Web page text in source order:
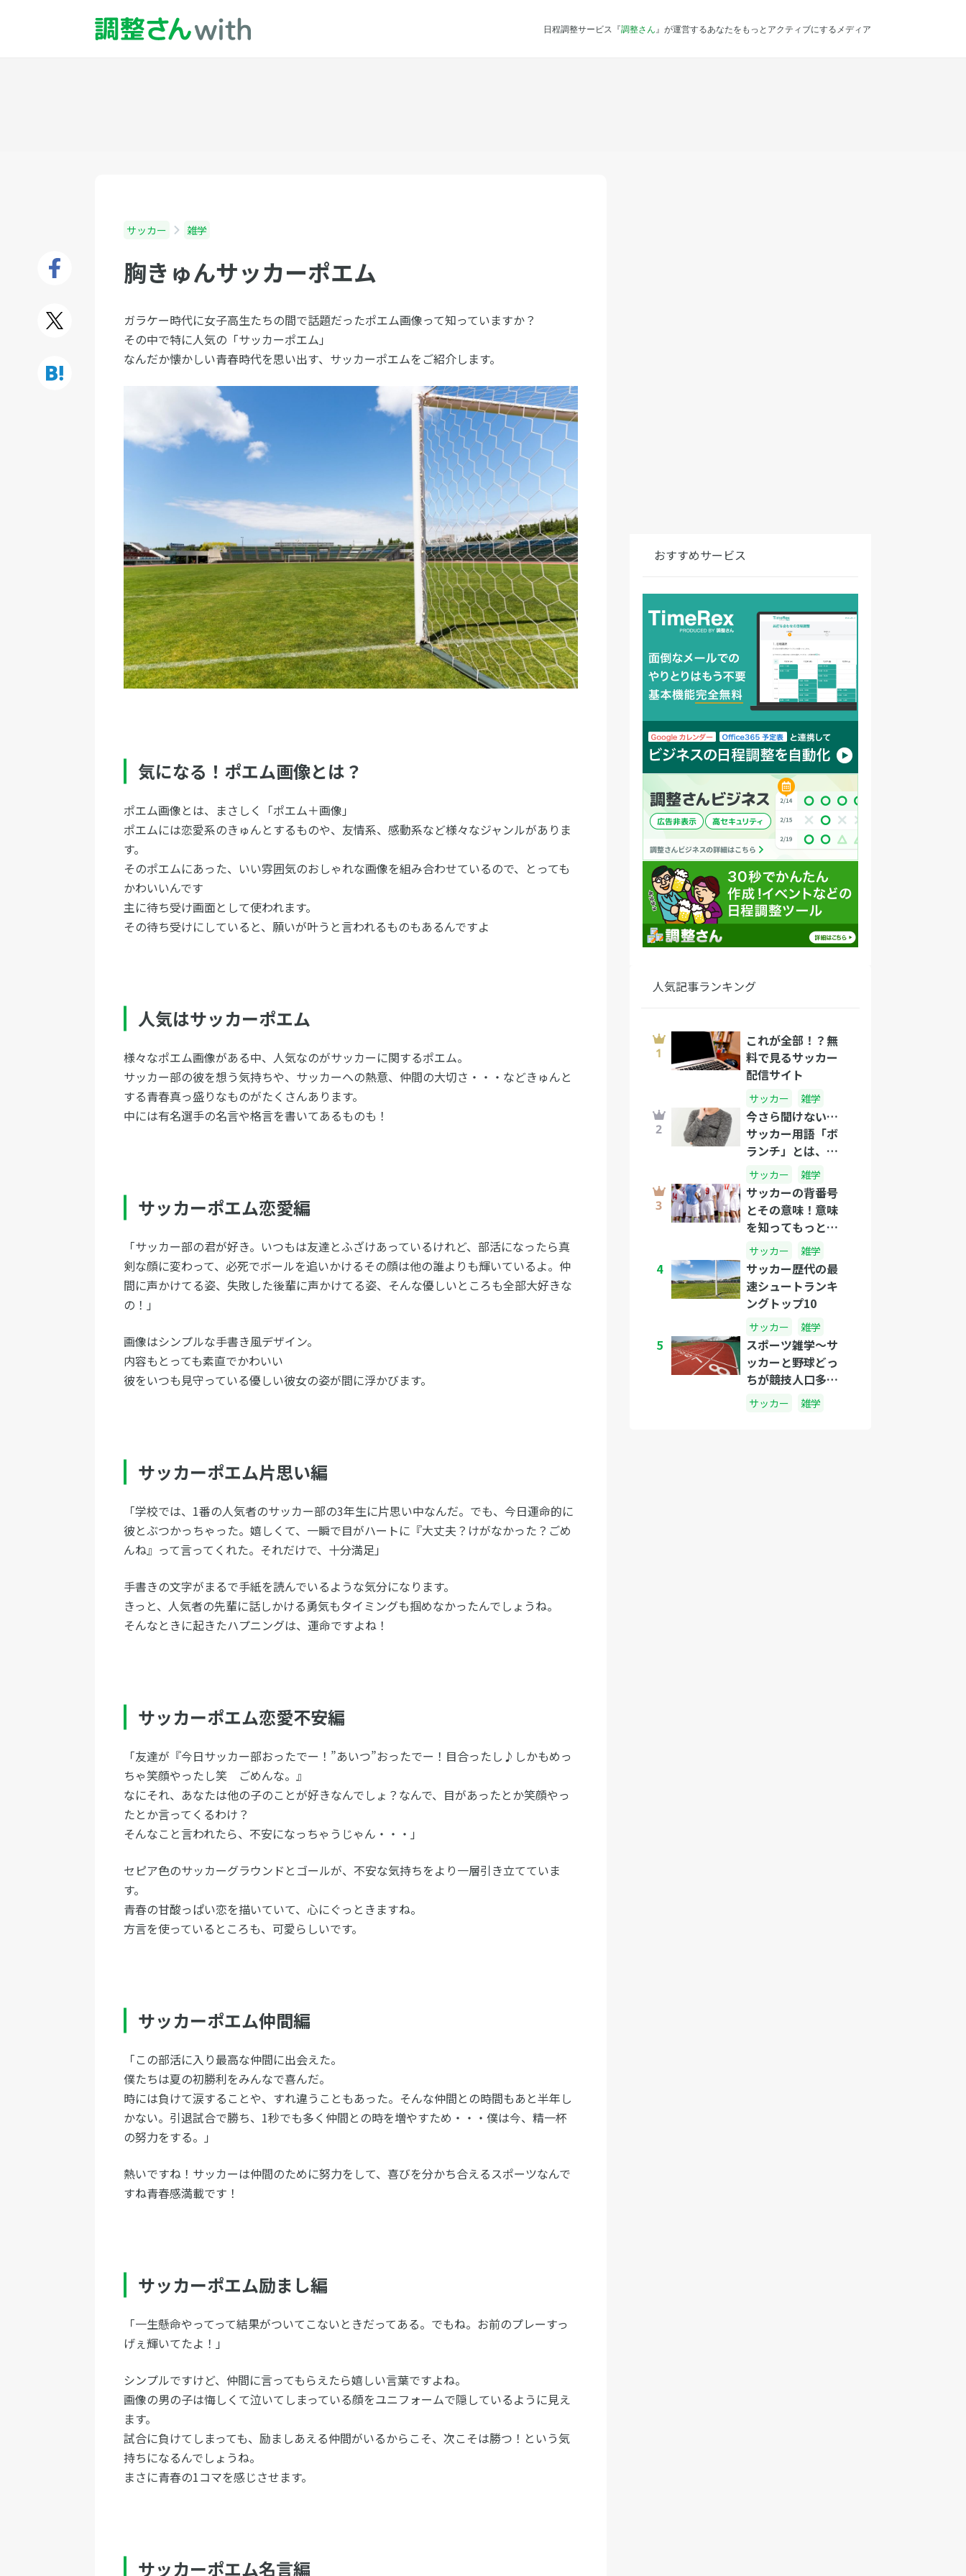
日程調整サービス『調整さん 』が運営するあなたをもっとアクティブにするメディア
サッカー 雑学
胸きゅんサッカーポエム
ガラケー時代に女子高生たちの間で話題だったポエム画像って知っていますか？
その中で特に人気の「サッカーポエム」
なんだか懐かしい青春時代を思い出す、サッカーポエムをご紹介します。
気になる！ポエム画像とは？
ポエム画像とは、まさしく「ポエム＋画像」
ポエムには恋愛系のきゅんとするものや、友情系、感動系など様々なジャンルがありま
す。
そのポエムにあった、いい雰囲気のおしゃれな画像を組み合わせているので、とっても
かわいいんです
主に待ち受け画面として使われます。
その待ち受けにしていると、願いが叶うと言われるものもあるんですよ
人気はサッカーポエム
様々なポエム画像がある中、人気なのがサッカーに関するポエム。
サッカー部の彼を想う気持ちや、サッカーへの熱意、仲間の大切さ・・・などきゅんと
する青春真っ盛りなものがたくさんあります。
中には有名選手の名言や格言を書いてあるものも！
サッカーポエム恋愛編
「サッカー部の君が好き。いつもは友達とふざけあっているけれど、部活になったら真
剣な顔に変わって、必死でボールを追いかけるその顔は他の誰よりも輝いているよ。仲
間に声かけてる姿、失敗した後輩に声かけてる姿、そんな優しいところも全部大好きな
の！」
画像はシンプルな手書き風デザイン。
内容もとっても素直でかわいい
彼をいつも見守っている優しい彼女の姿が間に浮かびます。
サッカーポエム片思い編
「学校では、1番の人気者のサッカー部の3年生に片思い中なんだ。でも、今日運命的に
彼とぶつかっちゃった。嬉しくて、一瞬で目がハートに『大丈夫？けがなかった？ごめ
んね』って言ってくれた。それだけで、十分満足」
手書きの文字がまるで手紙を読んでいるような気分になります。
きっと、人気者の先輩に話しかける勇気もタイミングも掴めなかったんでしょうね。
そんなときに起きたハプニングは、運命ですよね！
サッカーポエム恋愛不安編
「友達が『今日サッカー部おったでー！”あいつ”おったでー！目合ったし♪しかもめっ
ちゃ笑顔やったし笑 ごめんな。』
なにそれ、あなたは他の子のことが好きなんでしょ？なんで、目があったとか笑顔やっ
たとか言ってくるわけ？
そんなこと言われたら、不安になっちゃうじゃん・・・」
セピア色のサッカーグラウンドとゴールが、不安な気持ちをより一層引き立てていま
す。
青春の甘酸っぱい恋を描いていて、心にぐっときますね。
方言を使っているところも、可愛らしいです。
サッカーポエム仲間編
「この部活に入り最高な仲間に出会えた。
僕たちは夏の初勝利をみんなで喜んだ。
時には負けて涙することや、すれ違うこともあった。そんな仲間との時間もあと半年し
かない。引退試合で勝ち、1秒でも多く仲間との時を増やすため・・・僕は今、精一杯
の努力をする。」
熱いですね！サッカーは仲間のために努力をして、喜びを分かち合えるスポーツなんで
すね青春感満載です！
サッカーポエム励まし編
「一生懸命やってって結果がついてこないときだってある。でもね。お前のプレーすっ
げぇ輝いてたよ！」
シンプルですけど、仲間に言ってもらえたら嬉しい言葉ですよね。
画像の男の子は悔しくて泣いてしまっている顔をユニフォームで隠しているように見え
ます。
試合に負けてしまっても、励ましあえる仲間がいるからこそ、次こそは勝つ！という気
持ちになるんでしょうね。
まさに青春の1コマを感じさせます。
サッカーポエム名言編
おすすめサービス
人気記事ランキング
これが全部！？無
料で見るサッカー
配信サイト
サッカー 雑学
今さら聞けない…
サッカー用語「ボ
ランチ」とは、一
体なんだ！？
サッカー 雑学
サッカーの背番号
とその意味！意味
を知ってもっとサ
ッカーを楽しも
う！
サッカー 雑学
4
サッカー歴代の最
速シュートランキ
ングトップ10
サッカー 雑学
5
スポーツ雑学～サ
ッカーと野球どっ
ちが競技人口多い
の?～
サッカー 雑学